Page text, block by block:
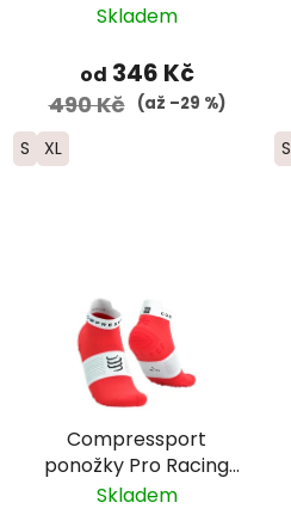
Run - černá
Skladem
od 346 Kč
490 Kč (až –29 %)
S XL S
Compressport
ponožky Pro Racing
Run nízké - neonově
Skladem